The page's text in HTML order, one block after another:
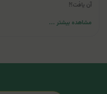
آن یافت؟!
مشاهده بیشتر ...